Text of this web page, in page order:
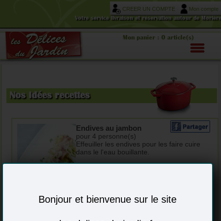
Bonjour et bienvenue sur le site
CREER UN COMPTE
Mon compte
Votre service livraison et réservation autour de
Mon panier : 0 article(s)
Nos idées recettes
Endives au jambon
pour 4 personne(s)
Effeuiller les endives pour les faire cuire
dans le l'eau bouillante.